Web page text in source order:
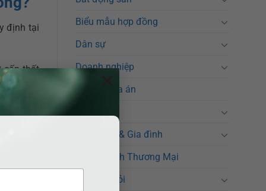
định tại
cấp thất
Biểu mẫu hợp đồng
Dân sự
Doanh nghiệp
Địa chỉ Tòa án
Hôn nhân & Gia đình
Kinh Doanh Thương Mại
Luật sư giỏi